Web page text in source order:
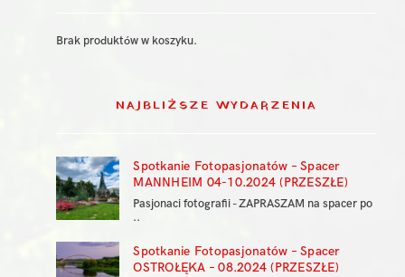
Brak produktów w koszyku.
NAJBLIŻSZE WYDARZENIA
Spotkanie Fotopasjonatów – Spacer
MANNHEIM 04-10.2024 (PRZESZŁE)
Pasjonaci fotografii - ZAPRASZAM na spacer po
..
Spotkanie Fotopasjonatów – Spacer
OSTROŁĘKA – 08.2024 (PRZESZŁE)